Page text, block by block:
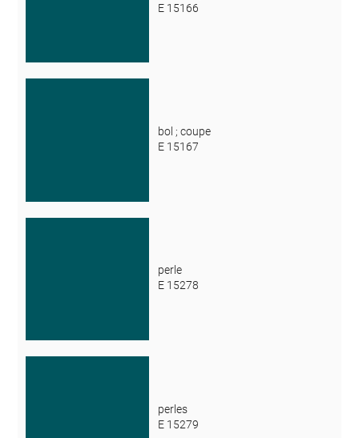
E 15166
bol ; coupe
E 15167
perle
E 15278
perles
E 15279